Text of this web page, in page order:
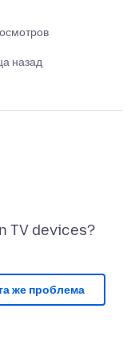
назад
же проблема